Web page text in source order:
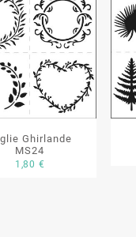
Ghirlande
MS24
1,80 €